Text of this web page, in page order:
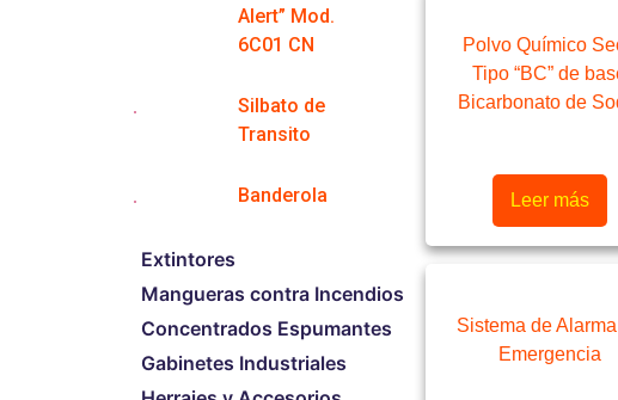
Alert” Mod.
6C01 CN
Silbato de
Transito
Banderola
Extintores
Mangueras contra Incendios
Concentrados Espumantes
Gabinetes Industriales
Polvo Químico
Tipo “BC” de
Bicarbonato de
Leer más
Sistema de
Emergencia